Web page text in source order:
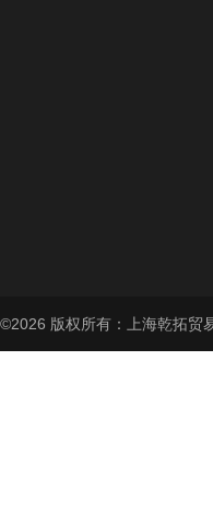
©2026 版权所有：上海乾拓贸